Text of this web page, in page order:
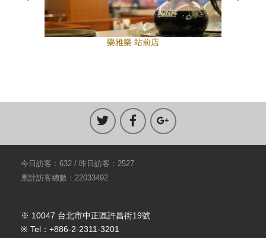
樂雅樂 站前店
今日訪客：632 / 昨日訪客：2527
累計訪客總數：22033492
※ 10047 台北市中正區許昌街19號
※ Tel：+886-2-2311-3201